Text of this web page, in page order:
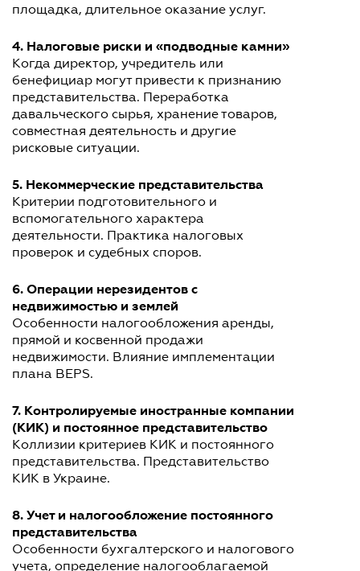
площадка, длительное оказание услуг.
4. Налоговые риски и «подводные камни»
Когда директор, учредитель или
бенефициар могут привести к признанию
представительства. Переработка
давальческого сырья, хранение товаров,
совместная деятельность и другие
рисковые ситуации.
5. Некоммерческие представительства
Критерии подготовительного и
вспомогательного характера
деятельности. Практика налоговых
проверок и судебных споров.
6. Операции нерезидентов с
недвижимостью и землей
Особенности налогообложения аренды,
прямой и косвенной продажи
недвижимости. Влияние имплементации
плана BEPS.
7. Контролируемые иностранные компании
(КИК) и постоянное представительство
Коллизии критериев КИК и постоянного
представительства. Представительство
КИК в Украине.
8. Учет и налогообложение постоянного
представительства
Особенности бухгалтерского и налогового
учета, определение налогооблагаемой